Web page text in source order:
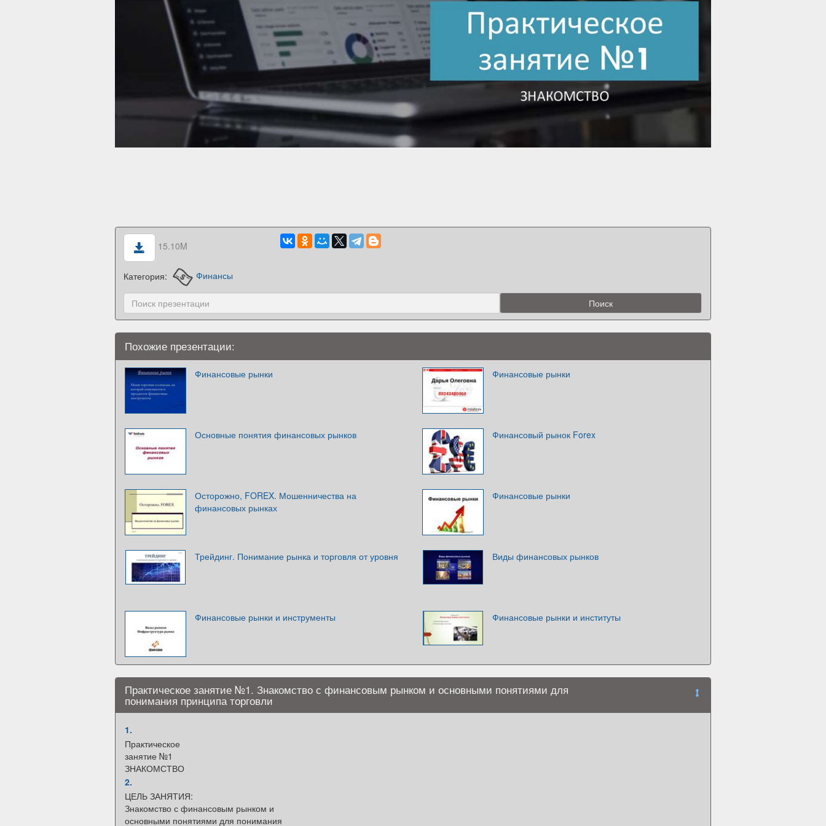
15.10M
Категория: Финансы
Похожие презентации:
Финансовые рынки Финансовые рынки
Основные понятия финансовых рынков Финансовый рынок Forex
Осторожно, FOREX. Мошенничества на
финансовых рынках
Финансовые рынки
Трейдинг. Понимание рынка и торговля от уровня Виды финансовых рынков
Финансовые рынки и инструменты Финансовые рынки и институты
Практическое занятие №1. Знакомство с финансовым рынком и основными понятиями для
понимания принципа торговли
1.
Практическое
занятие №1
ЗНАКОМСТВО
2.
ЦЕЛЬ ЗАНЯТИЯ:
Знакомство с финансовым рынком и
основными понятиями для понимания